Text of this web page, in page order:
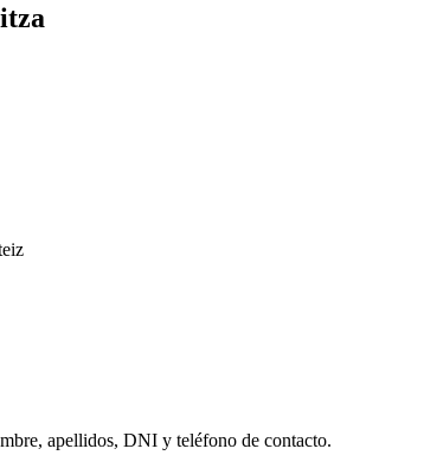
apellidos, DNI y teléfono de contacto.